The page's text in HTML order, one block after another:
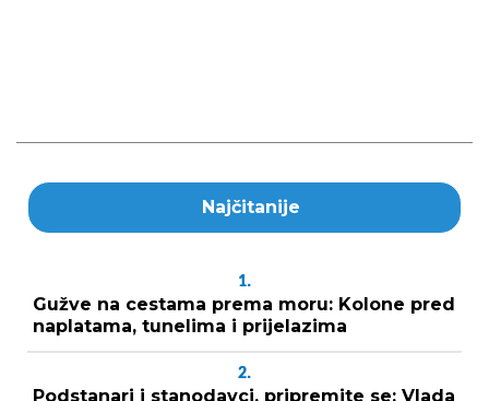
Najčitanije
1.
Gužve na cestama prema moru: Kolone pred
naplatama, tunelima i prijelazima
2.
Podstanari i stanodavci, pripremite se: Vlada